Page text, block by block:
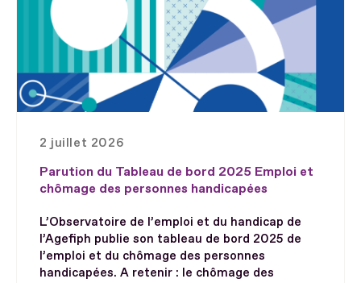
2 juillet 2026
Parution du Tableau de bord 2025 Emploi et
chômage des personnes handicapées
L’Observatoire de l’emploi et du handicap de
l’Agefiph publie son tableau de bord 2025 de
l’emploi et du chômage des personnes
handicapées. A retenir : le chômage des